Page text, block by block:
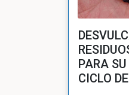
PARA
CICLO